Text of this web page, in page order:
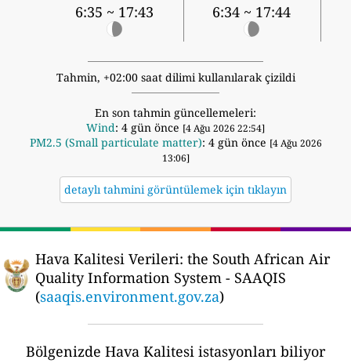
6:35 ~ 17:43 6:34 ~ 17:44
Tahmin, +02:00 saat dilimi kullanılarak çizildi
En son tahmin güncellemeleri:
Wind: 4 gün önce [4 Ağu 2026 22:54]
PM2.5 (Small particulate matter): 4 gün önce [4 Ağu 2026
13:06]
detaylı tahmini görüntülemek için tıklayın
Hava Kalitesi Verileri: the South African Air
Quality Information System - SAAQIS
(saaqis.environment.gov.za)
Bölgenizde Hava Kalitesi istasyonları biliyor